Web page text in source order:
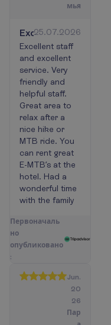
мья
Excellent
25.07.2026
Excellent staff
and excellent
service. Very
friendly and
helpful staff.
Great area to
relax after a
nice hike or
MTB ride. You
can rent great
E-MTB’s at the
hotel. Had a
wonderful time
with the family
Первоначаль
но
опубликовано
:
Jun.
20
26
Пар